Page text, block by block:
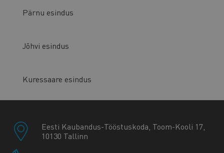
Pärnu esindus
Jõhvi esindus
Kuressaare esindus
Eesti Kaubandus-Tööstuskoda, Toom-Kooli 17,
10130 Tallinn